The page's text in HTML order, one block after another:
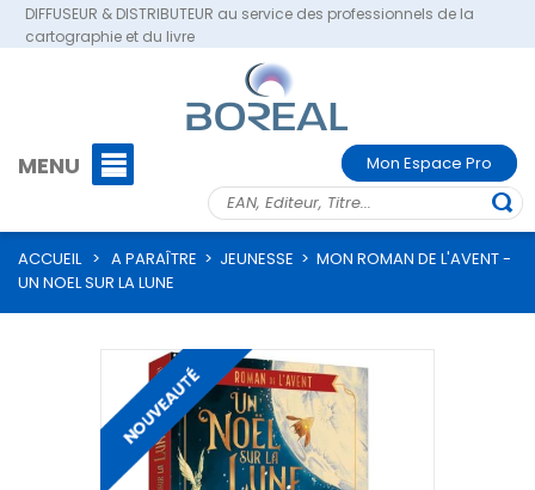
DIFFUSEUR & DISTRIBUTEUR au service des professionnels de la
cartographie et du livre
MENU Mon Espace Pro
ACCUEIL > A PARAÎTRE > JEUNESSE > MON ROMAN DE L'AVENT -
UN NOEL SUR LA LUNE